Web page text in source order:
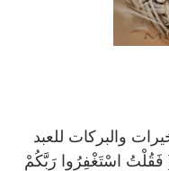
والبركات للعبد
{ فَقُلْتُ اسْتَغْفِرُوا رَبَّكُمْ